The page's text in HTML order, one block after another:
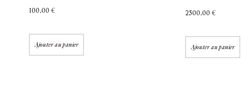
100,00 €
Ajouter au panier
2500,00 €
Ajouter au panier